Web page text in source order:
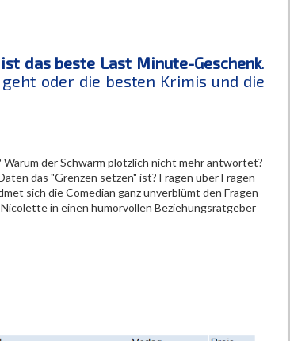
das beste Last Minute-Geschenk.
oder die besten Krimis und die
der Schwarm plötzlich nicht mehr antwortet?
das "Grenzen setzen" ist? Fragen über Fragen -
sich die Comedian ganz unverblümt den Fragen
in einen humorvollen Beziehungsratgeber